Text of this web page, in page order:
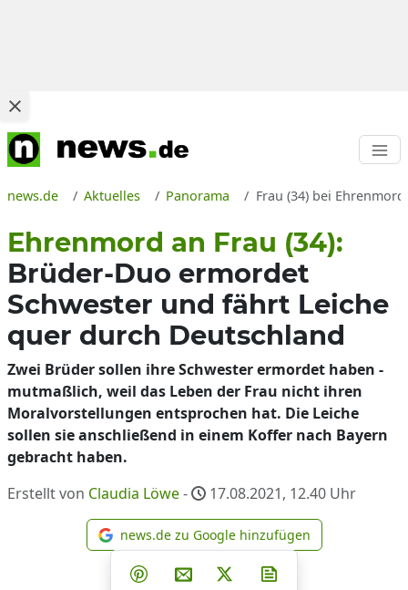
news.de Aktuelles Panorama Frau (34) bei
Ehrenmord an Frau (34):
Brüder-Duo ermordet
Schwester und fährt Leiche
quer durch Deutschland
Zwei Brüder sollen ihre Schwester ermordet haben -
mutmaßlich, weil das Leben der Frau nicht ihren
Moralvorstellungen entsprochen hat. Die Leiche
sollen sie anschließend in einem Koffer nach Bayern
gebracht haben.
Erstellt von Claudia Löwe- 17.08.2021, 12.40 Uhr
news.de zu Google
news.de zu Google hinzufügen
Teilen auf Facebook
Teilen auf Whatsapp
Teilen auf Telegram
Teilen auf Pinterest
Per E-Mail teilen
Post auf X